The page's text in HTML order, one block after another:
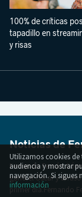
100% de críticas
tapadillo en
y risas
Noticias de
Fernando Fernán
ganó el Óscar y
primer día.Fernando
Utilizamos cookies de
audiencia y mostrar
navegación. Si
información